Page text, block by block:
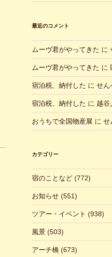
最近のコメント
ムーヴ君がやってきた に
ムーヴ君がやってきた に
宿泊税、納付した に せん
宿泊税、納付した に 越谷
おうちで全国物産展 に せ
カテゴリー
宿のことなど(772)
お知らせ(551)
ツアー・イベント (938)
風景(503)
アーチ橋(673)